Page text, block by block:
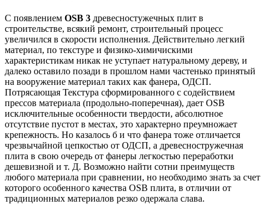
С появлением OSB 3 древесностужечных плит в
строительстве, всякий ремонт, строительный процесс
увеличился в скорости исполнения. Действительно легкий
материал, по текстуре и физико-химичискими
характеристикам никак не уступает натуральному дереву, и
далеко оставило позади в прошлом нами частенько принятый
на вооружение материал таких как фанера, ОДСП.
Потрясающая Текстура сформированного с содействием
прессов материала (продольно-поперечная), дает OSB
исключительные особенности твердости, абсолютное
отсутствие пустот в местах, это характерно преумножает
крепежность. Но казалось б и что фанера тоже отличается
чрезвычайной цепкостью от ОДСП, а древесностружечная
плита в свою очередь от фанеры легкостью переработки
дешевизной и т. Д. Возможно найти сотни преимуществ
любого материала при сравнении, но необходимо знать за счет
которого особенного качества OSB плита, в отличии от
традиционных материалов резко одержала слава.